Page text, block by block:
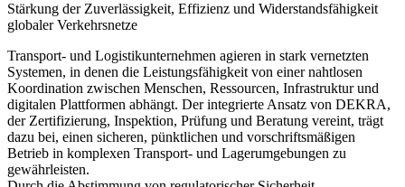
Stärkung der Zuverlässigkeit, Effizienz und Widerstandsfähigkeit
globaler Verkehrsnetze
Transport- und Logistikunternehmen agieren in stark vernetzten
Systemen, in denen die Leistungsfähigkeit von einer nahtlosen
Koordination zwischen Menschen, Ressourcen, Infrastruktur und
digitalen Plattformen abhängt. Der integrierte Ansatz von DEKRA,
der Zertifizierung, Inspektion, Prüfung und Beratung vereint, trägt
dazu bei, einen sicheren, pünktlichen und vorschriftsmäßigen
Betrieb in komplexen Transport- und Lagerumgebungen zu
gewährleisten.